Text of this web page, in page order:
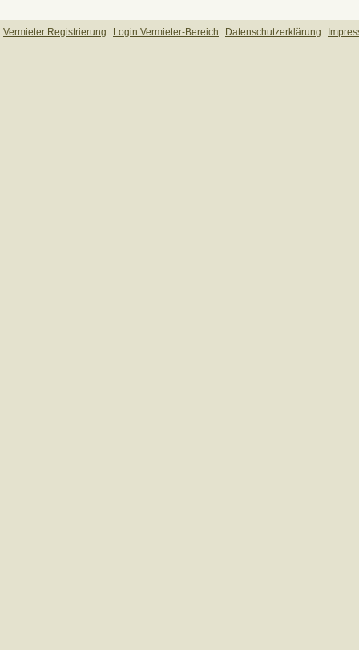
Vermieter Registrierung Login Vermieter-Bereich Datenschutzerklärung